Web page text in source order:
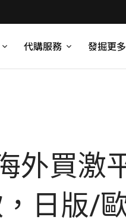
代購服務 發掘更多
外買激
日版/